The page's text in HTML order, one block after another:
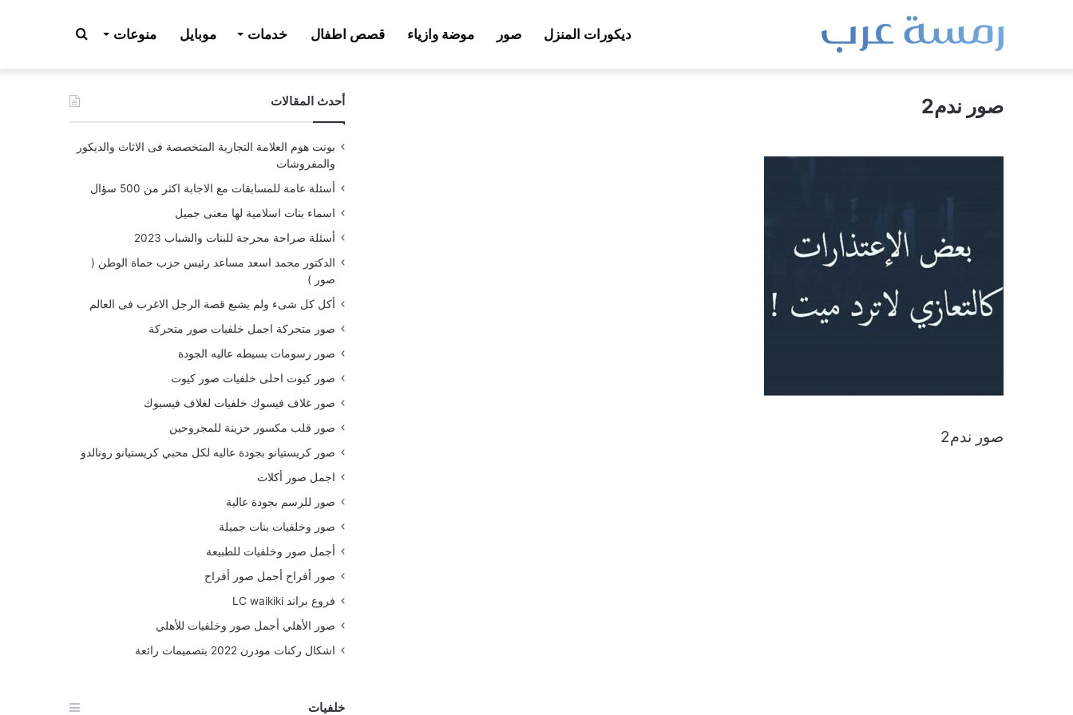
ديكورات المنزل صور موضة وازياء قصص اطفال خدمات موبايل منوعات بحث
عن صور ندم2
صور ندم2
أحدث المقالات
بونت هوم العلامة التجارية المتخصصة فى الاثاث والديكور
والمفروشات
أسئلة عامة للمسابقات مع الاجابة اكثر من 500 سؤال
اسماء بنات اسلامية لها معنى جميل
أسئلة صراحة محرجة للبنات والشباب 2023
الدكتور محمد اسعد مساعد رئيس حزب حماة الوطن (
صور )
أكل كل شىء ولم يشبع قصة الرجل الاغرب فى العالم
صور متحركة اجمل خلفيات صور متحركة
صور رسومات بسيطه عاليه الجودة
صور كيوت احلى خلفيات صور كيوت
صور غلاف فيسوك خلفيات لغلاف فيسبوك
صور قلب مكسور حزينة للمجروحين
صور كريستيانو بجودة عاليه لكل محبي كريستيانو رونالدو
اجمل صور أكلات
صور للرسم بجودة عالية
صور وخلفيات بنات جميلة
أجمل صور وخلفيات للطبيعة
صور أفراح أجمل صور أفراح
فروع براند LC waikiki
صور الأهلي أجمل صور وخلفيات للأهلي
اشكال ركنات مودرن 2022 بتصميمات رائعة
خلفيات